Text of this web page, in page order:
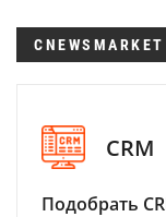
CNEWSMARKET
CRM
Подобрать